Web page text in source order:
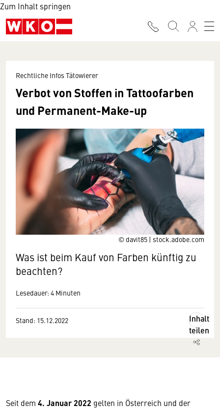
Zum Inhalt springen
© davit85 | stock.adobe.com
Rechtliche Infos Tätowierer
Verbot von Stoffen in Tattoofarben
und Permanent-Make-up
Was ist beim Kauf von Farben künftig zu
beachten?
Lesedauer: 4 Minuten
Stand: 15.12.2022
Inhalt
teilen
Seit dem 4. Januar 2022 gelten in Österreich und der